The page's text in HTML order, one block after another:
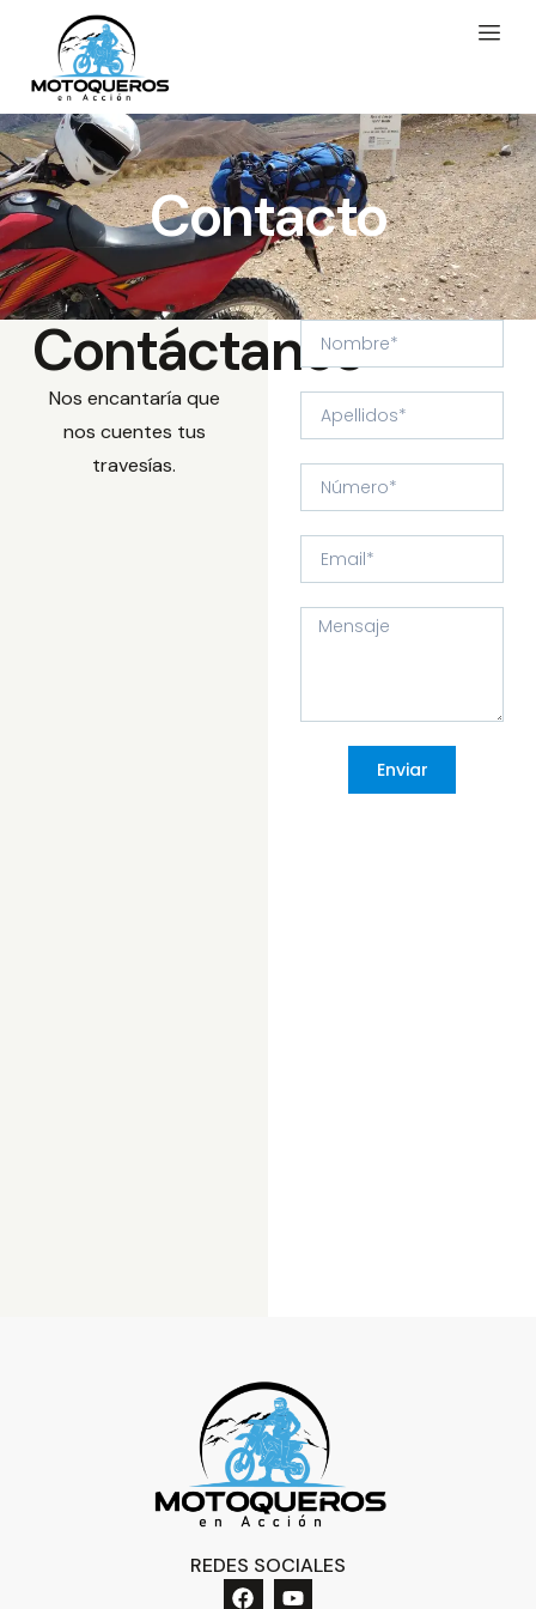
Contacto
Contáctanos
Nos encantaría que
nos cuentes tus
travesías.
Enviar
REDES SOCIALES